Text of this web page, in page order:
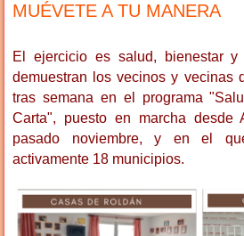
MUÉVETE A TU MANERA
El ejercicio es salud, bienestar
demuestran los vecinos y vecinas
tras semana en el programa
Carta", puesto en marcha desde
pasado noviembre, y en el
activamente 18 municipios.